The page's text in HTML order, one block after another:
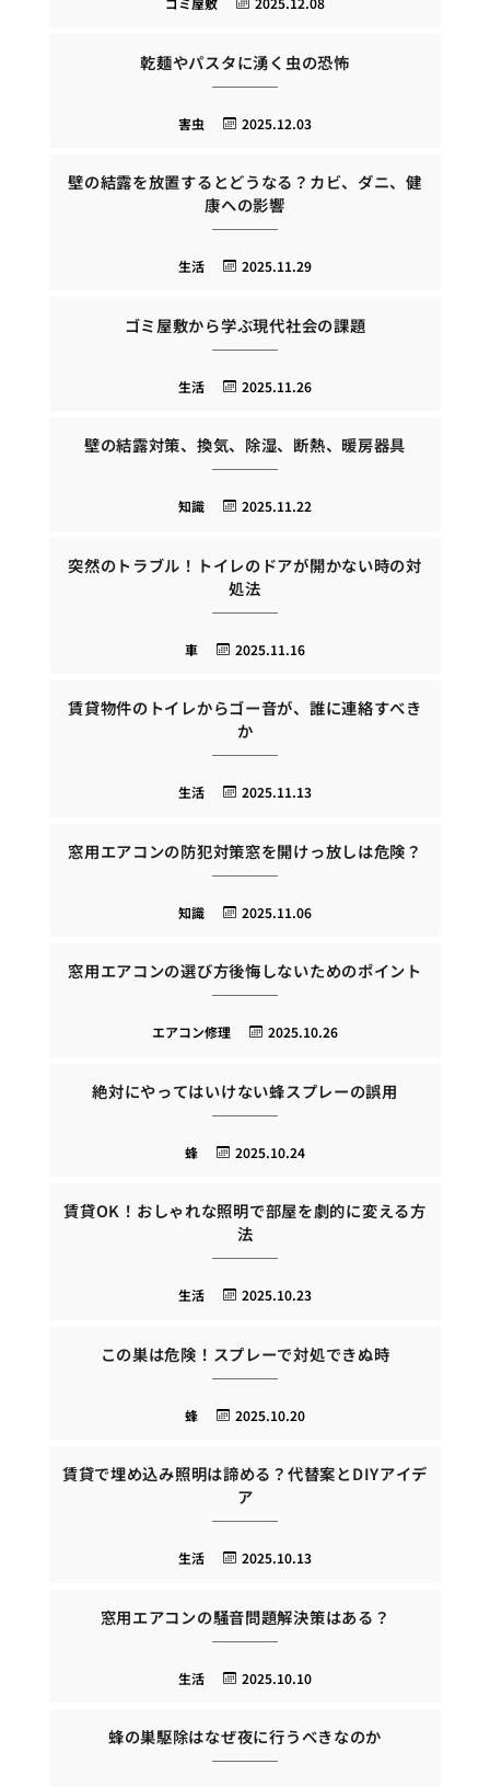
乾麺やパスタに湧く虫の恐怖
2025.12.03
害虫
壁の結露を放置するとどうなる？カビ、ダニ、健
康への影響
2025.11.29
生活
ゴミ屋敷から学ぶ現代社会の課題
2025.11.26
生活
壁の結露対策、換気、除湿、断熱、暖房器具
2025.11.22
知識
突然のトラブル！トイレのドアが開かない時の対
処法
2025.11.16
車
賃貸物件のトイレからゴー音が、誰に連絡すべき
か
2025.11.13
生活
窓用エアコンの防犯対策窓を開けっ放しは危険？
2025.11.06
知識
窓用エアコンの選び方後悔しないためのポイント
2025.10.26
エアコン修理
絶対にやってはいけない蜂スプレーの誤用
2025.10.24
蜂
賃貸OK！おしゃれな照明で部屋を劇的に変える方
法
2025.10.23
生活
この巣は危険！スプレーで対処できぬ時
2025.10.20
蜂
賃貸で埋め込み照明は諦める？代替案とDIYアイデ
ア
2025.10.13
生活
窓用エアコンの騒音問題解決策はある？
2025.10.10
生活
蜂の巣駆除はなぜ夜に行うべきなのか